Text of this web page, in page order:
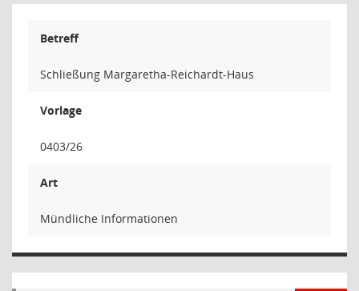
Betreff
Schließung Margaretha-Reichardt-Haus
Vorlage
0403/26
Art
Mündliche Informationen